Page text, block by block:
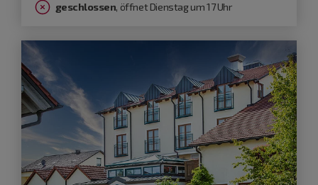
geschlossen, öffnet Dienstag um 17 Uhr